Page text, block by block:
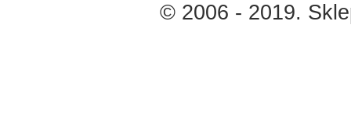
© 2006 - 2019.